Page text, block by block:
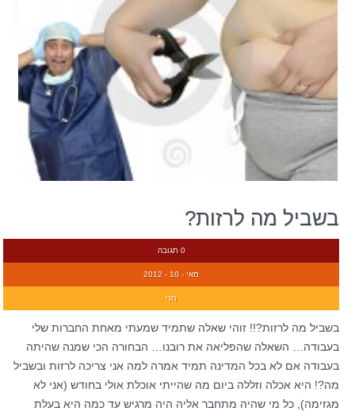
בשביל מה לרזות?
0 תגובה
מאי - 10 - 2012
חני
בשביל מה לרזות?!! זוהי שאלה שתמיד שמעתי מאחת החברות שלי
בעבודה… השאלה שהפליאה את רובנו… הבחורה הכי שמנה שהיתה
בעבודה אם לא בכל המדינה תמיד אמרה למה אני צריכה לרזות ובשביל
מה?! היא אכלה וזללה ביום מה שהייתי אוכלת אולי בחודש (אני לא
מגזימה), כל מי שהיה מתחבר אליה היה מרגיש עד כמה היא בעלת